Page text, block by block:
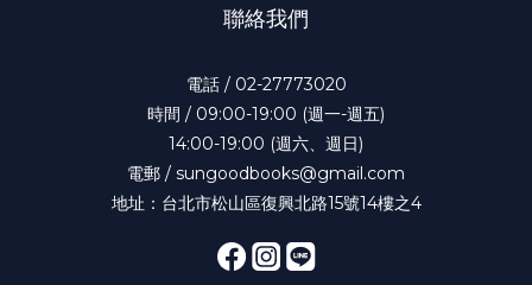
聯絡我們
電話 / 02-27773020
時間 / 09:00-19:00 (週一-週五)
14:00-19:00 (週六、週日)
電郵 / sungoodbooks@gmail.com
地址：台北市松山區復興北路15號14樓之4